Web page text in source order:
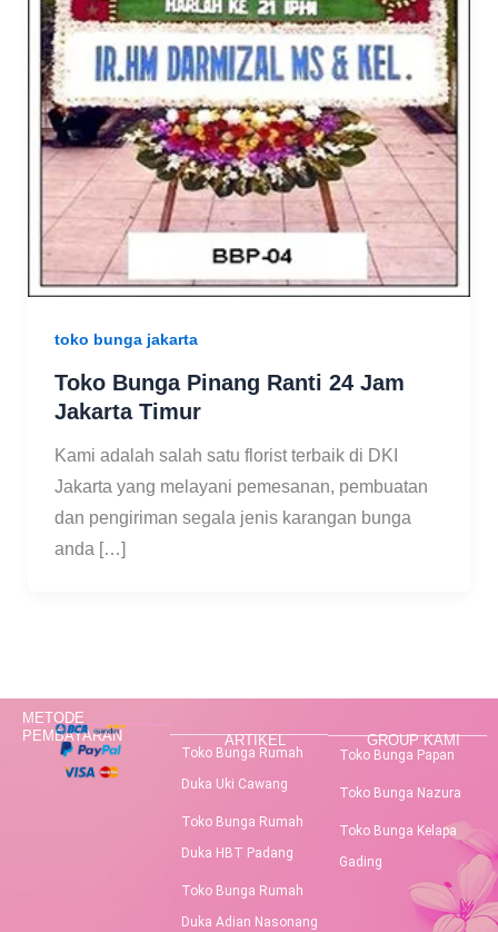
toko bunga jakarta
Toko Bunga Pinang Ranti 24 Jam
Jakarta Timur
Kami adalah salah satu florist terbaik di DKI
Jakarta yang melayani pemesanan, pembuatan
dan pengiriman segala jenis karangan bunga
anda […]
METODE
PEMBAYARAN
ARTIKEL
Toko Bunga Rumah
Duka Uki Cawang
Toko Bunga Rumah
Duka HBT Padang
Toko Bunga Rumah
Duka Adian Nasonang
GROUP KAMI
Toko Bunga Papan
Toko Bunga Nazura
Toko Bunga Kelapa
Gading